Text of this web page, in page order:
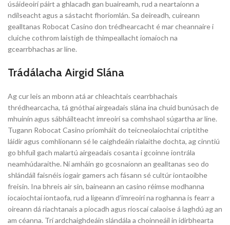
úsáideoirí páirt a ghlacadh gan buaireamh, rud a neartaíonn a
ndílseacht agus a sástacht fhoriomlán. Sa deireadh, cuireann
gealltanas Robocat Casino don trédhearcacht é mar cheannaire i
cluiche cothrom laistigh de thimpeallacht iomaíoch na
gcearrbhachas ar líne.
Trádálacha Airgid Slána
Ag cur leis an mbonn atá ar chleachtais cearrbhachais
thrédhearcacha, tá gnóthaí airgeadais slána ina chuid bunúsach de
mhuinín agus sábháilteacht imreoirí sa comhshaol súgartha ar líne.
Tugann Robocat Casino príomháit do teicneolaíochtaí criptithe
láidir agus comhlíonann sé le caighdeáin rialaithe dochta, ag cinntiú
go bhfuil gach malartú airgeadais cosanta i gcoinne iontrála
neamhúdaraithe. Ní amháin go gcosnaíonn an gealltanas seo do
shlándáil faisnéis íogair gamers ach fásann sé cultúr iontaoibhe
freisin. Ina bhreis air sin, baineann an casino réimse modhanna
íocaíochtaí iontaofa, rud a ligeann d’imreoirí na roghanna is fearr a
oireann dá riachtanais a piocadh agus rioscaí calaoise á laghdú ag an
am céanna. Trí ardchaighdeáin slándála a choinneáil in idirbhearta